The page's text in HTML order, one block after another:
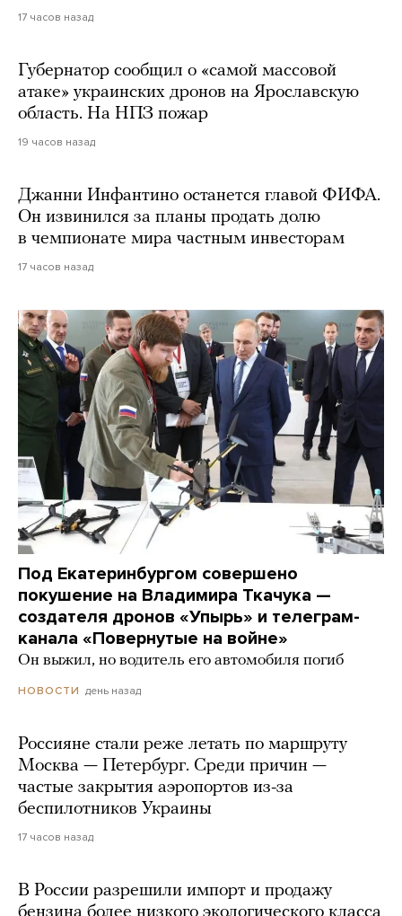
17 часов назад
Губернатор сообщил о «самой массовой
атаке» украинских дронов на Ярославскую
область. На НПЗ пожар
19 часов назад
Джанни Инфантино останется главой ФИФА.
Он извинился за планы продать долю
в чемпионате мира частным инвесторам
17 часов назад
Под Екатеринбургом совершено
покушение на Владимира Ткачука —
создателя дронов «Упырь» и телеграм-
канала «Повернутые на войне»
Он выжил, но водитель его автомобиля погиб
НОВОСТИ день назад
Россияне стали реже летать по маршруту
Москва — Петербург. Среди причин —
частые закрытия аэропортов из-за
беспилотников Украины
17 часов назад
В России разрешили импорт и продажу